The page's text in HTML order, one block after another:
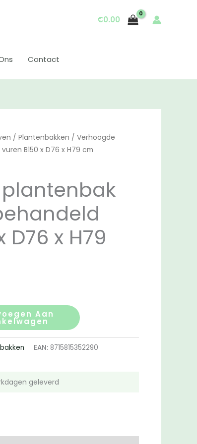
€0.00
Contact
/Plantenbakken / Verhoogde
B150 x D76 x H79 cm
D76 x H79
Aan
EAN: 8715815352290
geleverd